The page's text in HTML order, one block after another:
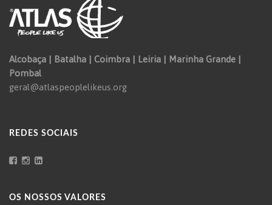
Alcobaça | Batalha | Coimbra | Leiria | Marinha Grande |
Pombal
geral@atlaspeoplelikeus.org
REDES SOCIAIS
OS NOSSOS VALORES